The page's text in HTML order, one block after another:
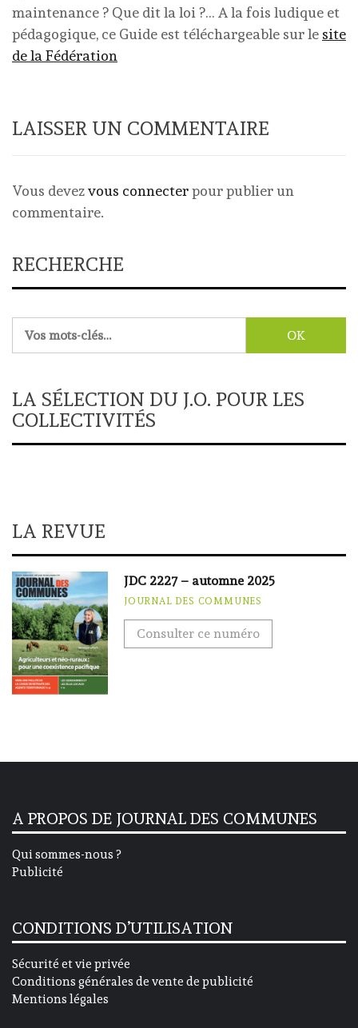
maintenance ? Que dit la loi ?… A la fois ludique et
pédagogique, ce Guide est téléchargeable sur le site
de la Fédération
LAISSER UN COMMENTAIRE
Vous devezvous connecterpour publier un
commentaire.
RECHERCHE
LA SÉLECTION DU J.O. POUR LES
COLLECTIVITÉS
LA REVUE
JDC 2227 – automne 2025
JOURNAL DES COMMUNES
Consulter ce numéro
A PROPOS DE JOURNAL DES COMMUNES
Qui sommes-nous ?
Publicité
CONDITIONS D’UTILISATION
Sécurité et vie privée
Conditions générales de vente de publicité
Mentions légales